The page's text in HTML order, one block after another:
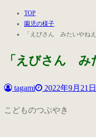
TOP
園児の様子
「えびさん みたいやねえ
「えびさん み
tagami 2022年9月21日
こどものつぶやき